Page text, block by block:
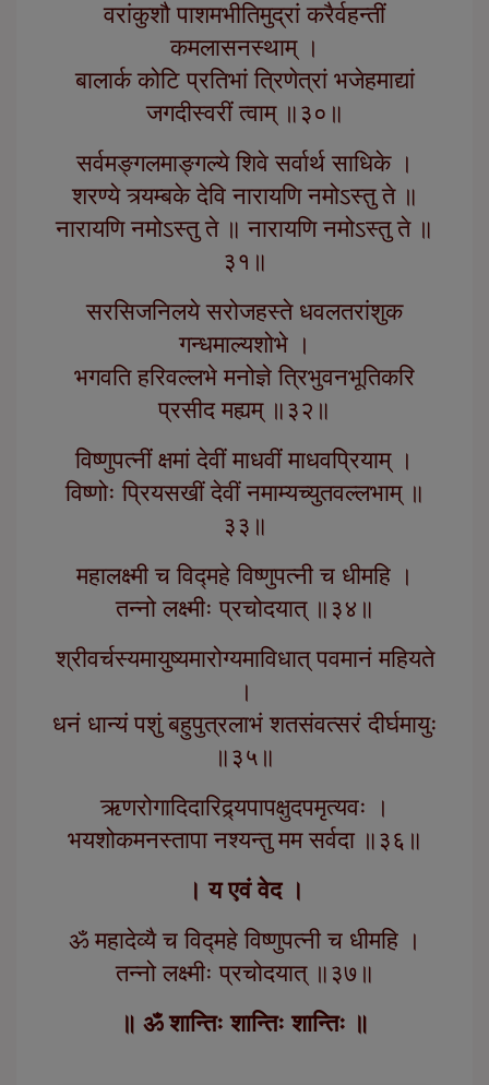
वरांकुशौ पाशमभीतिमुद्रां करैर्वहन्तीं
कमलासनस्थाम् ।
बालार्क कोटि प्रतिभां त्रिणेत्रां भजेहमाद्यां
जगदीस्वरीं त्वाम् ॥३०॥
सर्वमङ्गलमाङ्गल्ये शिवे सर्वार्थ साधिके ।
शरण्ये त्र्यम्बके देवि नारायणि नमोऽस्तु ते ॥
नारायणि नमोऽस्तु ते ॥ नारायणि नमोऽस्तु ते ॥
३१॥
सरसिजनिलये सरोजहस्ते धवलतरांशुक
गन्धमाल्यशोभे ।
भगवति हरिवल्लभे मनोज्ञे त्रिभुवनभूतिकरि
प्रसीद मह्यम् ॥३२॥
विष्णुपत्नीं क्षमां देवीं माधवीं माधवप्रियाम् ।
विष्णोः प्रियसखीं देवीं नमाम्यच्युतवल्लभाम् ॥
३३॥
महालक्ष्मी च विद्महे विष्णुपत्नी च धीमहि ।
तन्नो लक्ष्मीः प्रचोदयात् ॥३४॥
श्रीवर्चस्यमायुष्यमारोग्यमाविधात् पवमानं महियते
।
धनं धान्यं पशुं बहुपुत्रलाभं शतसंवत्सरं दीर्घमायुः
॥३५॥
ऋणरोगादिदारिद्र्यपापक्षुदपमृत्यवः ।
भयशोकमनस्तापा नश्यन्तु मम सर्वदा ॥३६॥
। य एवं वेद ।
ॐ महादेव्यै च विद्महे विष्णुपत्नी च धीमहि ।
तन्नो लक्ष्मीः प्रचोदयात् ॥३७॥
॥ ॐ शान्तिः शान्तिः शान्तिः ॥